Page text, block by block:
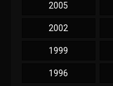
2005
2002
1999
1996